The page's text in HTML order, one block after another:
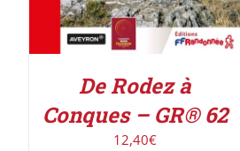
De Rodez à
Conques – GR® 62
12,40€